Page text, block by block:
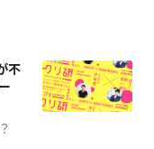
不